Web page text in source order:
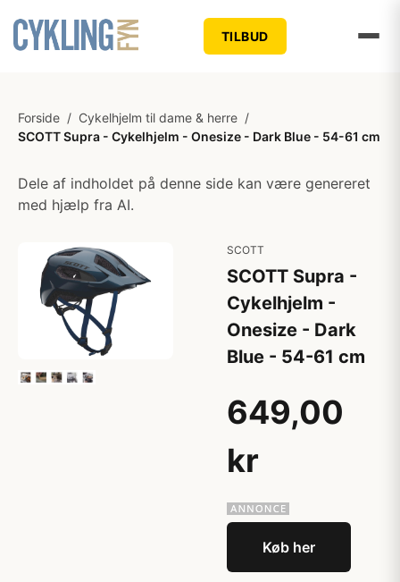
TILBUD
Forside / Cykelhjelm til dame & herre /
SCOTT Supra - Cykelhjelm - Onesize - Dark Blue - 54-61 cm
Dele af indholdet på denne side kan være genereret
med hjælp fra AI.
SCOTT
SCOTT Supra -
Cykelhjelm -
Onesize - Dark
Blue - 54-61 cm
649,00
kr
Køb her